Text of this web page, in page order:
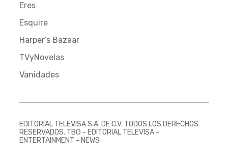
Eres
Esquire
Harper’s Bazaar
TVyNovelas
Vanidades
EDITORIAL TELEVISA S.A. DE C.V. TODOS LOS DERECHOS
RESERVADOS. TBG - EDITORIAL TELEVISA -
ENTERTAINMENT - NEWS